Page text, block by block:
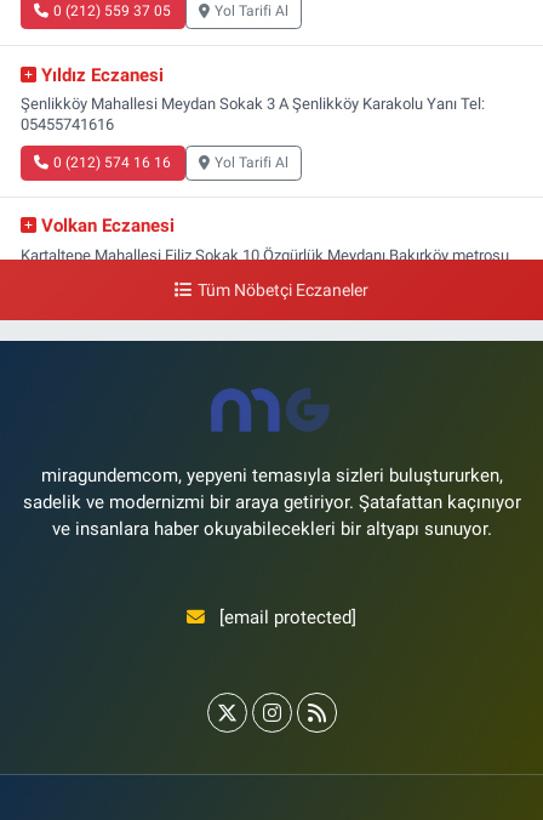
0 (212) 559 37 05 Yol Tarifi Al
Yıldız Eczanesi
Şenlikköy Mahallesi Meydan Sokak 3 A Şenlikköy Karakolu Yanı Tel:
05455741616
0 (212) 574 16 16 Yol Tarifi Al
Volkan Eczanesi
Kartaltepe Mahallesi Filiz Sokak 10 Özgürlük Meydanı,Bakırköy metrosu
Yeşilköy Mahallesi Doğruyol Sokak 7 A Dürümcü Baba'nın Bir Alt
0 (212) 663 11 97
Tüm Nöbetçi Eczaneler
miragundemcom, yepyeni temasıyla sizleri buluştururken,
sadelik ve modernizmi bir araya getiriyor. Şatafattan kaçınıyor
ve insanlara haber okuyabilecekleri bir altyapı sunuyor.
[email protected]